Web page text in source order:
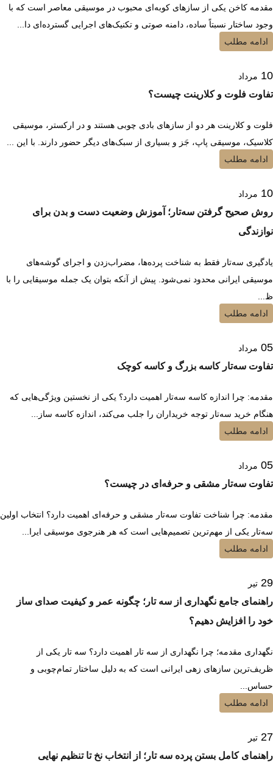
مقدمه کاخن یکی از سازهای کوبه‌ای محبوب در موسیقی معاصر است که با
وجود ساختار نسبتاً ساده، دامنه صوتی و تکنیک‌های اجرایی گسترده‌ای دا...
ادامه مطلب
10 مرداد
تفاوت فلوت و کلارینت چیست؟
فلوت و کلارینت هر دو از سازهای بادی چوبی هستند و در ارکستر، موسیقی
کلاسیک، موسیقی پاپ، جَز و بسیاری از سبک‌های دیگر حضور دارند. با این ...
ادامه مطلب
10 مرداد
روش صحیح گرفتن سه‌تار؛ آموزش وضعیت دست و بدن برای
نوازندگی
یادگیری سه‌تار فقط به شناخت پرده‌ها، مضراب‌زدن و اجرای گوشه‌های
موسیقی ایرانی محدود نمی‌شود. پیش از آنکه بتوان یک جمله موسیقایی را با
ظ...
ادامه مطلب
05 مرداد
تفاوت سه‌تار کاسه بزرگ و کاسه کوچک
مقدمه: چرا اندازه کاسه سه‌تار اهمیت دارد؟ یکی از نخستین ویژگی‌هایی که
هنگام خرید سه‌تار توجه خریداران را جلب می‌کند، اندازه کاسه ساز...
ادامه مطلب
05 مرداد
تفاوت سه‌تار مشقی و حرفه‌ای در چیست؟
مقدمه: چرا شناخت تفاوت سه‌تار مشقی و حرفه‌ای اهمیت دارد؟ انتخاب اولین
سه‌تار یکی از مهم‌ترین تصمیم‌هایی است که هر هنرجوی موسیقی ایرا...
ادامه مطلب
29 تیر
راهنمای جامع نگهداری از سه تار؛ چگونه عمر و کیفیت صدای ساز
خود را افزایش دهیم؟
نگهداری مقدمه؛ چرا نگهداری از سه تار اهمیت دارد؟ سه تار یکی از
ظریف‌ترین سازهای زهی ایرانی است که به دلیل ساختار تمام‌چوبی و
حساس...
ادامه مطلب
27 تیر
راهنمای کامل بستن پرده سه تار؛ از انتخاب نخ تا تنظیم نهایی